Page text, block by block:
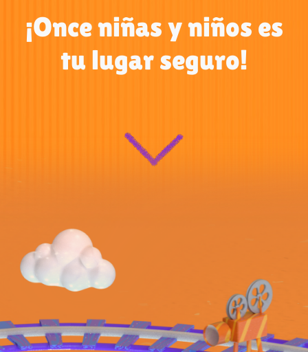
¡Once niñas y niños es
tu lugar seguro!